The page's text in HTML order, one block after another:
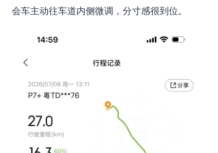
会车主动往车道内侧微调，分寸感很到位。